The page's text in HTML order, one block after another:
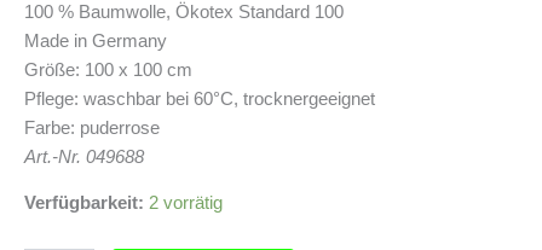
100 % Baumwolle, Ökotex Standard 100
Made in Germany
Größe: 100 x 100 cm
Pflege: waschbar bei 60°C, trocknergeeignet
Farbe: puderrose
Art.-Nr. 049688
Verfügbarkeit: 2 vorrätig